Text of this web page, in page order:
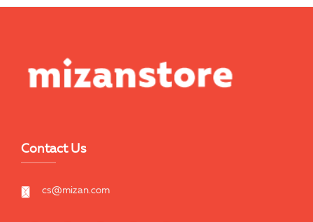
Contact Us
cs@mizan.com